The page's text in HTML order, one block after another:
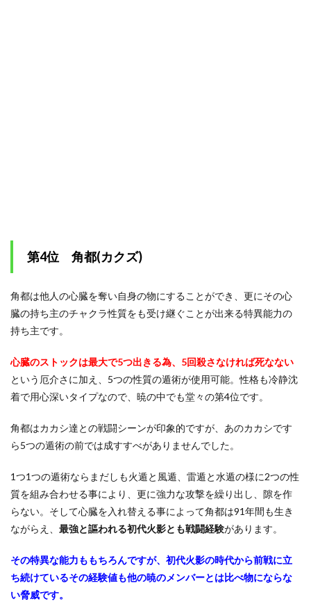
第4位 角都(カクズ)
角都は他人の心臓を奪い自身の物にすることができ、更にその心
臓の持ち主のチャクラ性質をも受け継ぐことが出来る特異能力の
持ち主です。
心臓のストックは最大で5つ出きる為、5回殺さなければ死なない
という厄介さに加え、5つの性質の遁術が使用可能。性格も冷静沈
着で用心深いタイプなので、暁の中でも堂々の第4位です。
角都はカカシ達との戦闘シーンが印象的ですが、あのカカシです
ら5つの遁術の前では成すすべがありませんでした。
1つ1つの遁術ならまだしも火遁と風遁、雷遁と水遁の様に2つの性
質を組み合わせる事により、更に強力な攻撃を繰り出し、隙を作
らない。そして心臓を入れ替える事によって角都は91年間も生き
ながらえ、 最強と謳われる初代火影とも戦闘経験があります。
その特異な能力ももちろんですが、初代火影の時代から前戦に立
ち続けているその経験値も他の暁のメンバーとは比べ物にならな
い脅威です。